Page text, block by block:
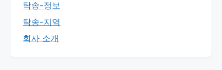
탁송-정보
탁송-지역
회사 소개